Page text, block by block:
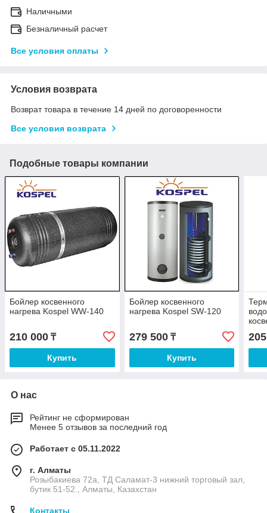
Наличными
Безналичный расчет
Все условия оплаты
Условия возврата
Возврат товара в течение 14 дней по договоренности
Все условия возврата
Подобные товары компании
Бойлер косвенного
нагрева Kospel WW-140
210 000 ₸
Купить
Бойлер косвенного
нагрева Kospel SW-120
279 500₸
Купить
О нас
Рейтинг не сформирован
Менее 5 отзывов за последний год
Работает с 05.11.2022
г. Алматы
Розыбакиева 72а, ТД Саламат-3 нижний торговый зал,
бутик 51-52., Алматы, Казахстан
Контакты